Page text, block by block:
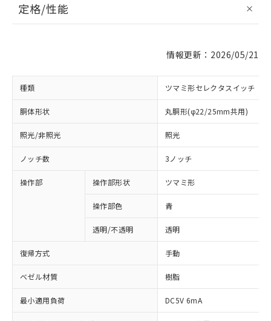
定格/性能
情報更新：2026/05/21
種類 ツマミ形セレクタスイッチ
胴体形状 丸胴形(φ22/25mm共用)
照光/非照光 照光
ノッチ数 3ノッチ
操作部 操作部形状 ツマミ形
操作部色 青
透明/不透明 透明
復帰方式 手動
ベゼル材質 樹脂
最小適用負荷 DC5V 6mA